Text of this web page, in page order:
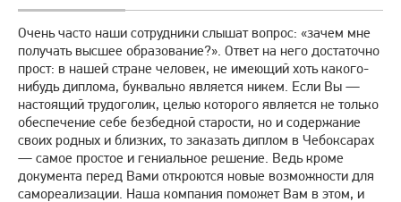
Очень часто наши сотрудники слышат вопрос: «зачем мне
получать высшее образование?». Ответ на него достаточно
прост: в нашей стране человек, не имеющий хоть какого-
нибудь диплома, буквально является никем. Если Вы —
настоящий трудоголик, целью которого является не только
обеспечение себе безбедной старости, но и содержание
своих родных и близких, то заказать диплом в Чебоксарах
— самое простое и гениальное решение. Ведь кроме
документа перед Вами откроются новые возможности для
самореализации. Наша компания поможет Вам в этом, и